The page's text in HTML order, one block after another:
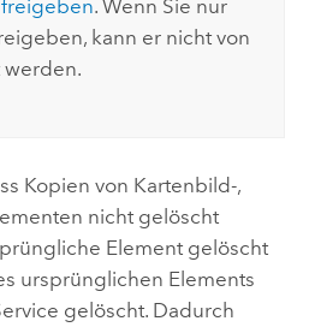
freigeben. Wenn Sie nur
kann er nicht von
Kopien von Kartenbild-,
nicht gelöscht
Element gelöscht
ursprünglichen Elements
gelöscht. Dadurch